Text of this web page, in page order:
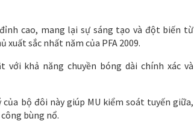
cao, mang lại sự sáng tạo và đột biến từ
xuất sắc nhất năm của PFA 2009.
khả năng chuyền bóng dài chính xác và
của bộ đôi này giúp MU kiểm soát tuyến giữa,
bùng nổ.